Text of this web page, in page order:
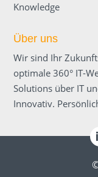
Knowledge
Über uns
Wir sind Ihr
optimale 360° IT-
Solutions über IT
Innovativ.